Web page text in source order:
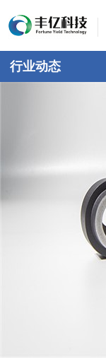
行业动态